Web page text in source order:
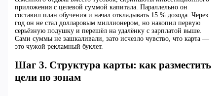
приложения с целевой суммой капитала. Параллельно он
составил план обучения и начал откладывать 15 % дохода. Через
год он не стал долларовым миллионером, но накопил первую
серьёзную подушку и перешёл на удалёнку с зарплатой выше.
Сами суммы не зашкаливали, зато исчезло чувство, что карта —
это чужой рекламный буклет.
Шаг 3. Структура карты: как разместить
цели по зонам